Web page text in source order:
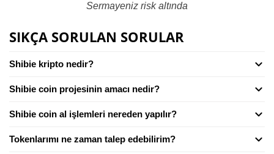
Sermayeniz risk altında
SIKÇA SORULAN SORULAR
Shibie kripto nedir?
Shibie coin projesinin amacı nedir?
Shibie coin al işlemleri nereden yapılır?
Tokenlarımı ne zaman talep edebilirim?